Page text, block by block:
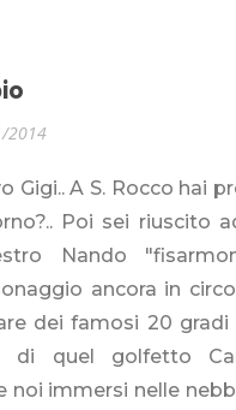
2014
Gigi.. A S. Rocco hai
Poi sei riuscito
Nando
ancora in
dei famosi 20
di quel golfetto
noi immersi nelle